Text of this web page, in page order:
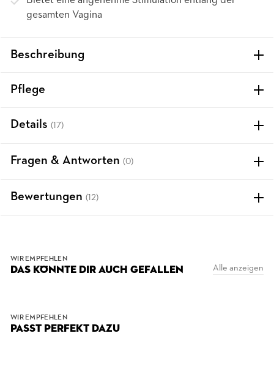
gesamten Vagina
Beschreibung
Pflege
Details (17)
Fragen & Antworten (0)
Bewertungen (12)
WIR EMPFEHLEN
DAS KÖNNTE DIR AUCH GEFALLEN Alle anzeigen
WIR EMPFEHLEN
PASST PERFEKT DAZU